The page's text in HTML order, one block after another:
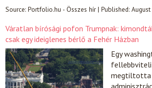
Source:Portfolio.hu - Összes hír|Published:
Váratlan bírósági pofon Trumpnak:
csak egy ideiglenes bérlő a Fehér Házban
Egy
fellebbviteli
megtiltotta